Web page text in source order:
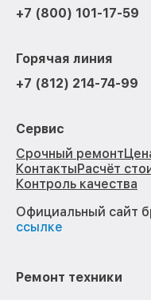
+7 (800) 101-17-59
Горячая линия
+7 (812) 214-74-99
Сервис
Срочный ремонт
КонтактыРасчёт
Контроль качества
Официальный сайт
ссылке
Ремонт техники